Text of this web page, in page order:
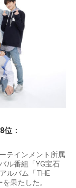
位：
テインメント所属
ル番組「YG宝石
ルバム「THE
果たした。